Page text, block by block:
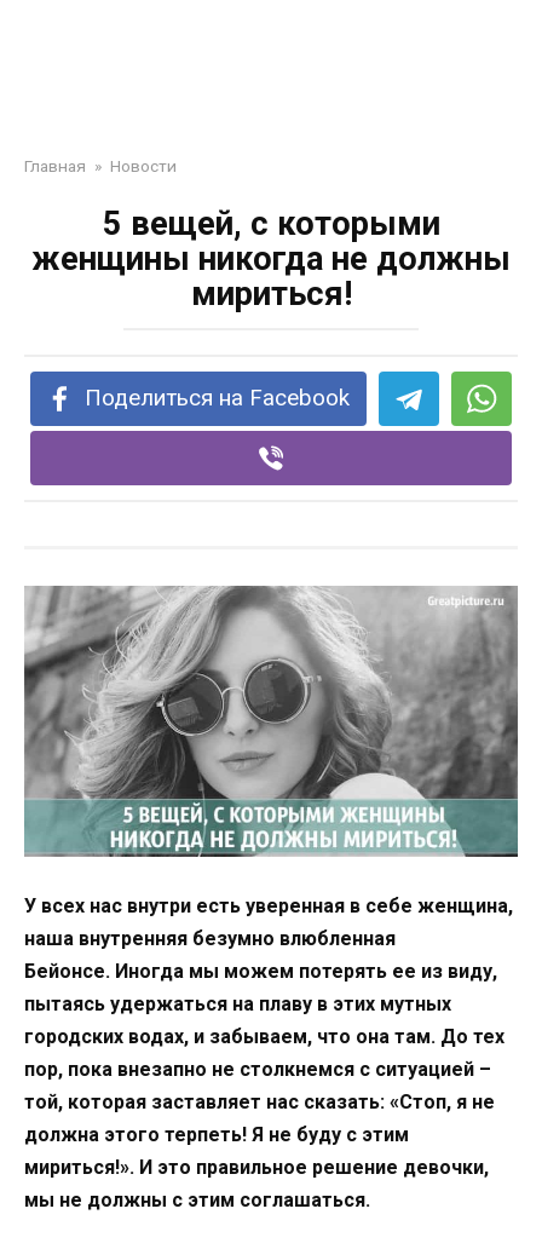
Главная » Новости
5 вещей, с которыми
женщины никогда не должны
мириться!
Поделиться на Facebook
У всех нас внутри есть уверенная в себе женщина,
наша внутренняя безумно влюбленная
Бейонсе. Иногда мы можем потерять ее из виду,
пытаясь удержаться на плаву в этих мутных
городских водах, и забываем, что она там. До тех
пор, пока внезапно не столкнемся с ситуацией –
той, которая заставляет нас сказать: «Стоп, я не
должна этого терпеть! Я не буду с этим
мириться!». И это правильное решение девочки,
мы не должны с этим соглашаться.